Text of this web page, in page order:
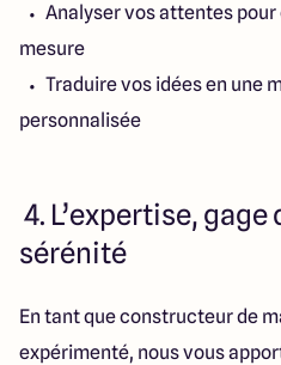
Analyser vos attentes
mesure
Traduire vos idées en une
personnalisée
4. L’expertise,
sérénité
En tant que constructeur de
expérimenté, nous vous